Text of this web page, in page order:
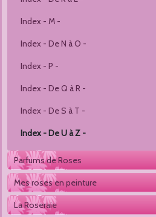
Index - M -
Index - De N à O -
Index - P -
Index - De Q à R -
Index - De S à T -
Index - De U à Z -
Parfums de Roses
Mes roses en peinture
La Roseraie